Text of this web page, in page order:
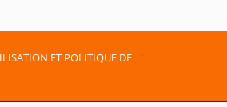
ET POLITIQUE DE